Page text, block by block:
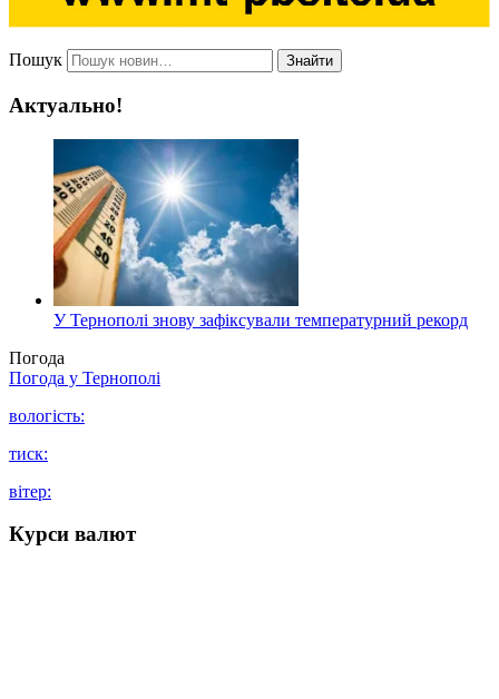
Пошук Знайти
Актуально!
У Тернополі знову зафіксували температурний рекорд
Погода
Погода у Тернополі
вологість:
тиск:
вітер:
Курси валют